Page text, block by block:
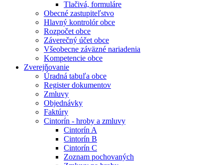
Tlačivá, formuláre
Obecné zastupiteľstvo
Hlavný kontrolór obce
Rozpočet obce
Záverečný účet obce
Všeobecne záväzné nariadenia
Kompetencie obce
Zverejňovanie
Úradná tabuľa obce
Register dokumentov
Zmluvy
Objednávky
Faktúry
Cintorín - hroby a zmluvy
Cintorín A
Cintorín B
Cintorín C
Zoznam pochovaných